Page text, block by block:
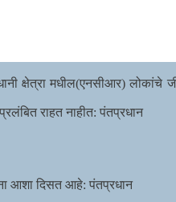
क्षेत्रा मधील(एनसीआर)
राहत नाहीत: पंतप्रधान
आशा दिसत आहे: पंतप्रधान